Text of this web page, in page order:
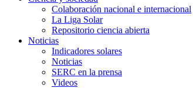
Colaboración nacional e internacional
La Liga Solar
Repositorio ciencia abierta
Noticias
Indicadores solares
Noticias
SERC en la prensa
Videos